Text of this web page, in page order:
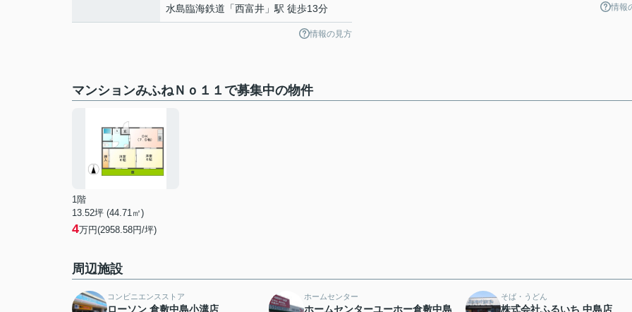
水島臨海鉄道 「西富井 」駅 徒歩13分
情報の見方
情報
マンションみふねＮｏ１１で募集中の物件
1階
13.52坪 (44.71㎡)
4万円(2958.58円/坪)
周辺施設
コンビニエンスストア
ローソン 倉敷中島小溝店
ホームセンター
ホームセンターユーホー倉敷中島
そば・うどん
株式会社ふるいち 中島店